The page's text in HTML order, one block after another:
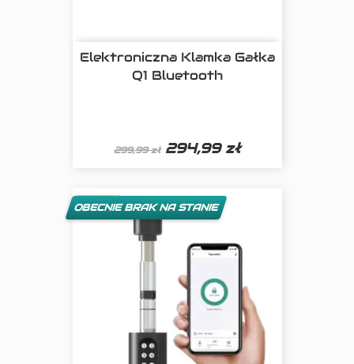
Elektroniczna Klamka Gałka
Q1 Bluetooth
299,99 zł 294,99 zł
OBECNIE BRAK NA STANIE